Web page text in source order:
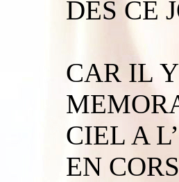
DES CE
CAR IL
CIEL A
EN